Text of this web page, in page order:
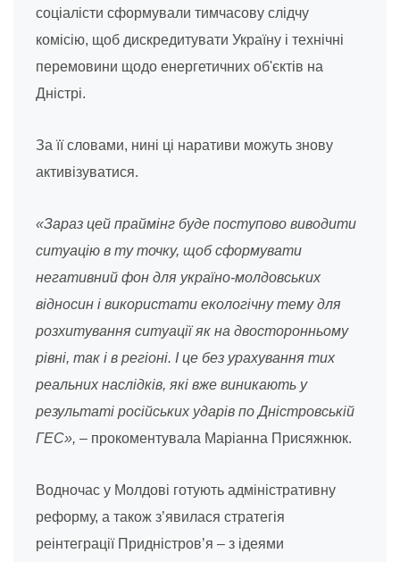
соціалісти сформували тимчасову слідчу
комісію, щоб дискредитувати Україну і технічні
перемовини щодо енергетичних об'єктів на
Дністрі.
За її словами, нині ці наративи можуть знову
активізуватися.
«Зараз цей праймінг буде поступово виводити
ситуацію в ту точку, щоб сформувати
негативний фон для україно-молдовських
відносин і використати екологічну тему для
розхитування ситуації як на двосторонньому
рівні, так і в регіоні. І це без урахування тих
реальних наслідків, які вже виникають у
результаті російських ударів по Дністровській
ГЕС», – прокоментувала Маріанна Присяжнюк.
Водночас у Молдові готують адміністративну
реформу, а також з’явилася стратегія
реінтеграції Придністров’я – з ідеями